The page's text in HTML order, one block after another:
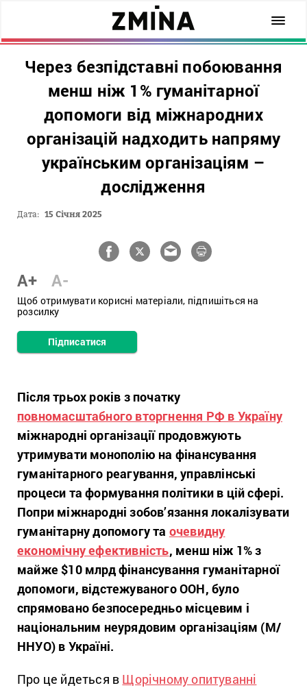
Через безпідставні побоювання
менш ніж 1% гуманітарної
допомоги від міжнародних
організацій надходить напряму
українським організаціям –
дослідження
Дата: 15 Січня 2025
A+ A-
Щоб отримувати корисні матеріали, підпишіться на
розсилку
Підписатися
Після трьох років з початку
повномасштабного вторгнення РФ в Україну
міжнародні організації продовжують
утримувати монополію на фінансування
гуманітарного реагування, управлінські
процеси та формування політики в цій сфері.
Попри міжнародні зобов’язання локалізувати
гуманітарну допомогу та очевидну
економічну ефективність, менш ніж 1% з
майже $10 млрд фінансування гуманітарної
допомоги, відстежуваного ООН, було
спрямовано безпосередньо місцевим і
національним неурядовим організаціям (М/
ННУО) в Україні.
Про це йдеться в Щорічному опитуванні